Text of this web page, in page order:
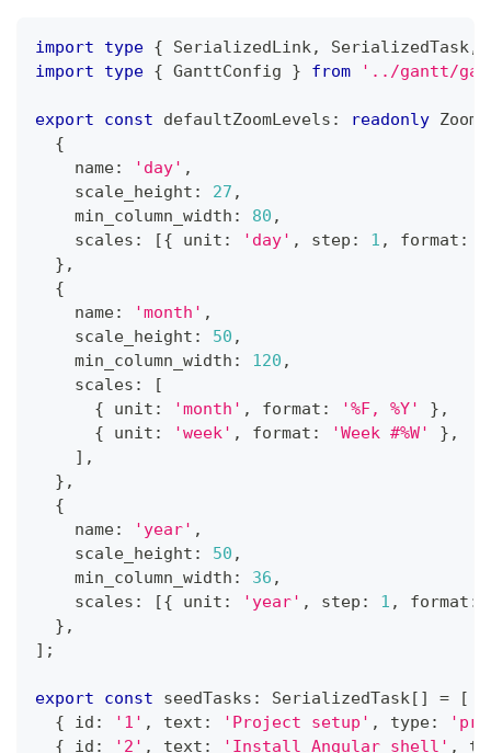
import type { SerializedLink, SerializedTask,
import
type { GanttConfig } from '../gantt/
export const defaultZoomLevels : readonly
{
    name
: 'day' ,
    scale_height
: 27 ,
    min_column_width
: 80 ,
    scales
: [{ unit : 'day' , step : 1 , format :
} ,
{
    name
: 'month' ,
    scale_height
: 50 ,
    min_column_width
: 120 ,
    scales
:
[
{ unit : 'month' , format : '%F, %Y' } ,
{ unit : 'week' , format : 'Week #%W' } ,
] ,
} ,
{
    name
: 'year' ,
    scale_height
: 50 ,
    min_column_width
: 36 ,
    scales
: [{ unit : 'year' , step : 1 , format :
} ,
] ;
export const seedTasks : SerializedTask[ ] =
[
{ id : '1' , text : 'Project setup' , type:
{ id : '2' , text : 'Install Angular shell' ,